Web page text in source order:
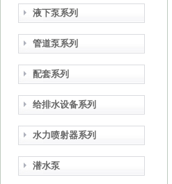
液下泵系列
管道泵系列
配套系列
给排水设备系列
水力喷射器系列
潜水泵